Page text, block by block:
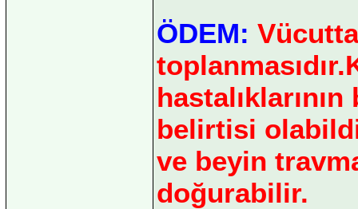
ÖDEM:
hastalıklarının
belirtisi
ve beyin
doğurabilir.